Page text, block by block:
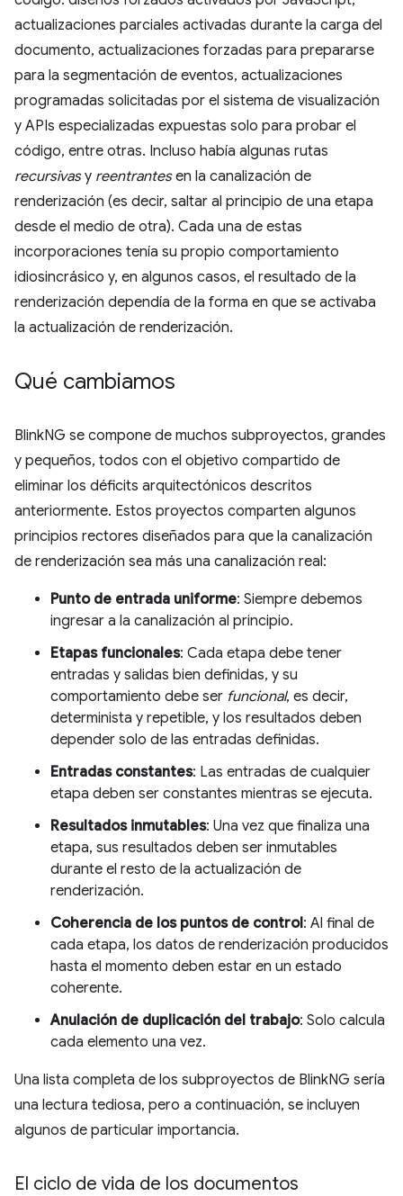
actualizaciones parciales activadas durante la carga del
documento, actualizaciones forzadas para prepararse
para la segmentación de eventos, actualizaciones
programadas solicitadas por el sistema de visualización
y APIs especializadas expuestas solo para probar el
código, entre otras. Incluso había algunas rutas
recursivasy reentrantesen la canalización de
renderización (es decir, saltar al principio de una etapa
desde el medio de otra). Cada una de estas
incorporaciones tenía su propio comportamiento
idiosincrásico y, en algunos casos, el resultado de la
renderización dependía de la forma en que se activaba
la actualización de renderización.
Qué cambiamos
BlinkNG se compone de muchos subproyectos, grandes
y pequeños, todos con el objetivo compartido de
eliminar los déficits arquitectónicos descritos
anteriormente. Estos proyectos comparten algunos
principios rectores diseñados para que la canalización
de renderización sea más una canalización real:
Punto de entrada uniforme: Siempre debemos
ingresar a la canalización al principio.
Etapas funcionales: Cada etapa debe tener
entradas y salidas bien definidas, y su
comportamiento debe ser funcional, es decir,
determinista y repetible, y los resultados deben
depender solo de las entradas definidas.
Entradas constantes: Las entradas de cualquier
etapa deben ser constantes mientras se ejecuta.
Resultados inmutables: Una vez que finaliza una
etapa, sus resultados deben ser inmutables
durante el resto de la actualización de
renderización.
Coherencia de los puntos de control: Al final de
cada etapa, los datos de renderización producidos
hasta el momento deben estar en un estado
coherente.
Anulación de duplicación del trabajo: Solo calcula
cada elemento una vez.
Una lista completa de los subproyectos de BlinkNG sería
una lectura tediosa, pero a continuación, se incluyen
algunos de particular importancia.
El ciclo de vida de los documentos